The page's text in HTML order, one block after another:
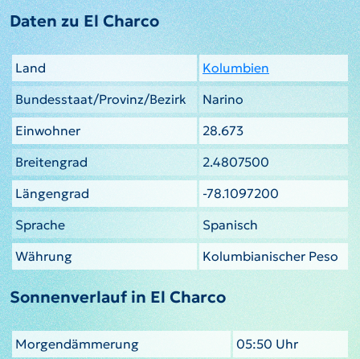
Daten zu El Charco
Land
Kolumbien
Bundesstaat/Provinz/Bezirk
Narino
Einwohner
28.673
Breitengrad
2.4807500
Längengrad
-78.1097200
Sprache
Spanisch
Währung
Kolumbianischer Peso
Sonnenverlauf in El Charco
Morgendämmerung
05:50 Uhr